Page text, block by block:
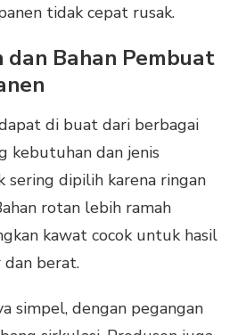
tidak cepat rusak.
dan Bahan Pembuat
di buat dari berbagai
kebutuhan dan jenis
sering dipilih karena ringan
rotan lebih ramah
kawat cocok untuk hasil
dan berat.
simpel, dengan pegangan